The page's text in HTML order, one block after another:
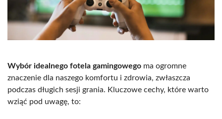
Wybór idealnego fotela gamingowego ma ogromne
znaczenie dla naszego komfortu i zdrowia, zwłaszcza
podczas długich sesji grania. Kluczowe cechy, które warto
wziąć pod uwagę, to: